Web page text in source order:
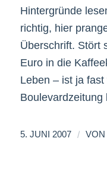
Hintergründe
richtig, hier
Überschrift. Stört
Euro in die
Leben – ist ja
Boulevardzeitung
5. JUNI 2007 / VON